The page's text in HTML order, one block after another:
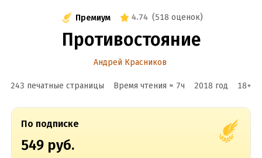
Премиум 4.74 (518 оценок)
Противостояние
Андрей Красников
243 печатные страницы Время чтения ≈ 7ч 2018 год 18+
По подписке
549 руб.